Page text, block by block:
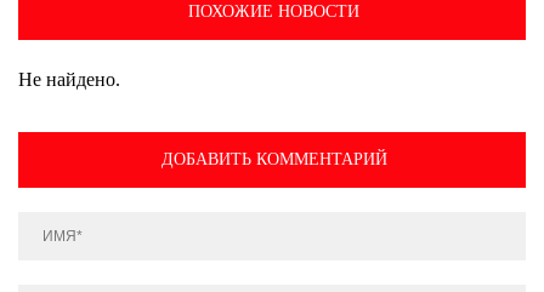
ПОХОЖИЕ НОВОСТИ
Не найдено.
ДОБАВИТЬ КОММЕНТАРИЙ